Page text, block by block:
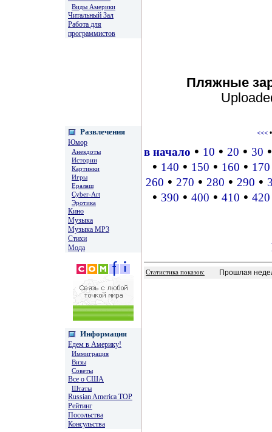
Виды Америки
Читальный Зал
Работа для
программистов
Развлечения
Юмор
Анекдоты
Истории
Картинки
Игры
Ералаш
Cyber-Art
Эротика
Кино
Музыка
Музыка MP3
Стихи
Мода
Информация
Едем в Америку!
Иммиграция
Визы
Советы
Все о США
Штаты
Russian America TOP
Рейтинг
Посольства
Консульства
Пляжные
<<<
в начало • 10 • 20 • 30
• 140 • 150 • 160 • 170
260 • 270 • 280 • 290 •
• 390 • 400 • 410 • 420
Статистика показов: Прошлая